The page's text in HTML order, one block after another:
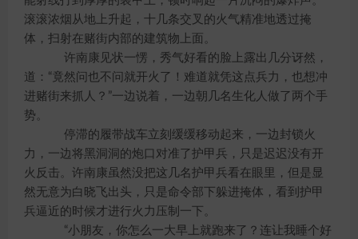
滚滚浓烟从地上升起，十几条交叉的火气精准地透过掩
体，扫射在赌街内部的建筑物上面。
许南康见状一愣，秀气好看的脸上露出几分讶然，
道：“竟然问也不问就开火了！难道就凭这点兵力，也想冲
进赌街来抓人？”一边说着，一边朝几名生化人做了两个手
势。
停滞的履带战车立刻缓缓移动起来，一边封锁火
力，一边将黑洞洞的炮口对准了护甲兵，只是迟迟没有开
火反击。许南康虽然没把这几名护甲兵看在眼里，但是显
然无意为白晓飞出头，只是命令部下躲进掩体，看到护甲
兵逼近的时候才进行火力压制一下。
“小朋友，你怎么一大早上就跑来了？连让我睡个好